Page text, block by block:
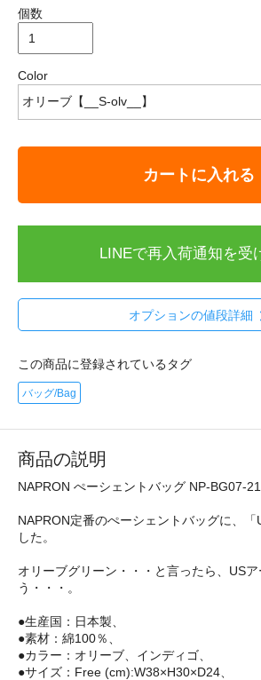
個数
Color
カートに入れる
LINEで再入荷通知を受
オプションの値段詳細
この商品に登録されているタグ
バッグ/Bag
商品の説明
NAPRON ぺーシェントバッグ NP-BG07-
NAPRON定番のぺーシェントバッグに、「
した。
オリーブグリーン・・・と言ったら、USア
う・・・。
●生産国：日本製、
●素材：綿100％、
●カラー：オリーブ、インディゴ、
●サイズ：Free (cm):W38×H30×D24、